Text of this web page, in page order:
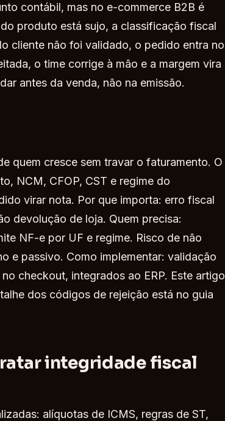
contábil, mas no e-commerce B2B é
produto está sujo, a classificação fiscal
cliente não foi validado, o pedido entra no
o time corrige à mão e a margem vira
antes da venda, não na emissão.
quem cresce sem travar o faturamento. O
NCM, CFOP, CST e regime do
virar nota. Por que importa: erro fiscal
devolução de loja. Quem precisa:
NF-e por UF e regime. Risco de não
e passivo. Como implementar: validação
checkout, integrados ao ERP. Este artigo
dos códigos de rejeição está no guia
integridade fiscal
alíquotas de ICMS, regras de ST,